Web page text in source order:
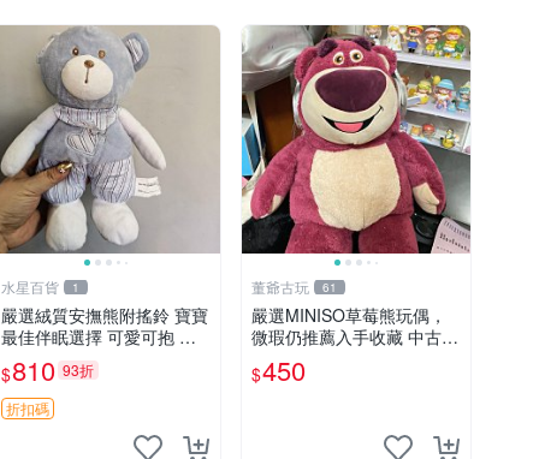
水星百貨 1
嚴選絨質安撫熊附搖鈴 寶寶
最佳伴眠選擇 可愛可抱 絨
毛玩具 安撫熊 嬰兒用
$810 93折
折扣碼
董爺古玩 61
嚴選MINISO草莓熊玩偶，
微瑕仍推薦入手收藏 中古 M
INISO 草莓熊 玩具 收藏
$450